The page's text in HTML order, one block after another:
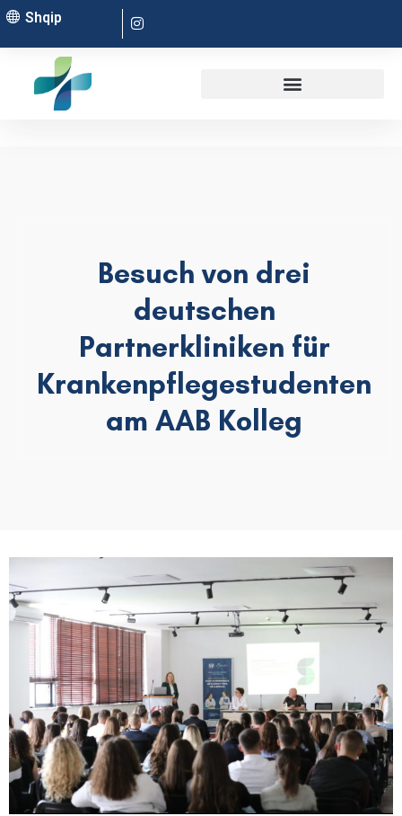
Shqip
Besuch von drei
deutschen
Partnerkliniken für
Krankenpflegestudenten
am AAB Kolleg